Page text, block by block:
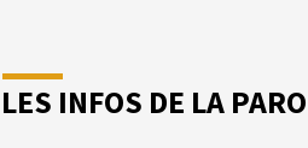
LES INFOS DE LA